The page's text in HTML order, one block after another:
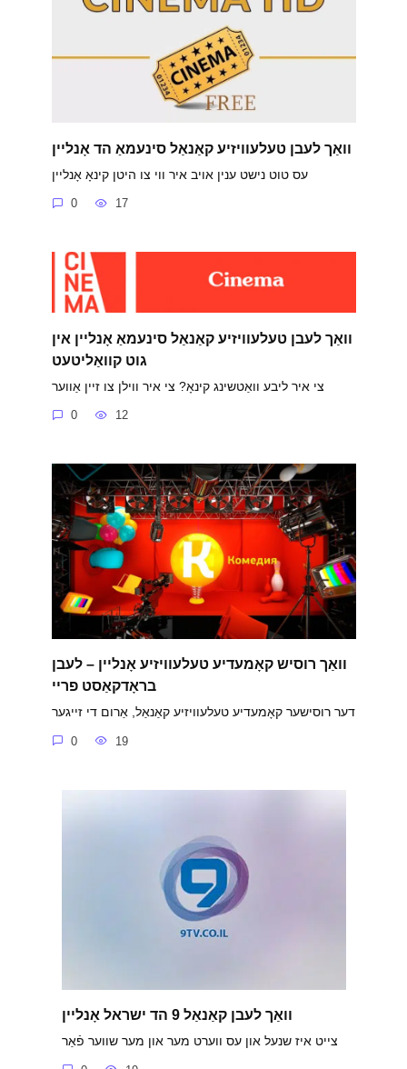
וואַך לעבן טעלעוויזיע קאַנאַל סינעמאַ הד אָנליין
עס טוט נישט ענין אויב איר ווי צו היטן קינאָ אָנליין
0 17
וואַך לעבן טעלעוויזיע קאַנאַל סינעמאַ אָנליין אין
גוט קוואַליטעט
צי איר ליבע וואַטשינג קינאָ? צי איר ווילן צו זיין אַווער
0 12
וואַך רוסיש קאָמעדיע טעלעוויזיע אָנליין – לעבן
בראָדקאַסט פריי
דער רוסישער קאָמעדיע טעלעוויזיע קאַנאַל, אַרום די זייגער
0 19
וואַך לעבן קאַנאַל 9 הד ישראל אָנליין
צייט איז שנעל און עס ווערט מער און מער שווער פֿאַר